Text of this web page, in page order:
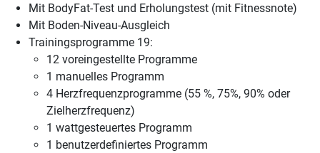
Mit BodyFat-Test und Erholungstest (mit Fitnessnote)
Mit Boden-Niveau-Ausgleich
Trainingsprogramme 19:
12 voreingestellte Programme
1 manuelles Programm
4 Herzfrequenzprogramme (55 %, 75%, 90% oder
Zielherzfrequenz)
1 wattgesteuertes Programm
1 benutzerdefiniertes Programm